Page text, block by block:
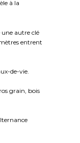
à la
autre clé
entrent
de-vie.
grain, bois